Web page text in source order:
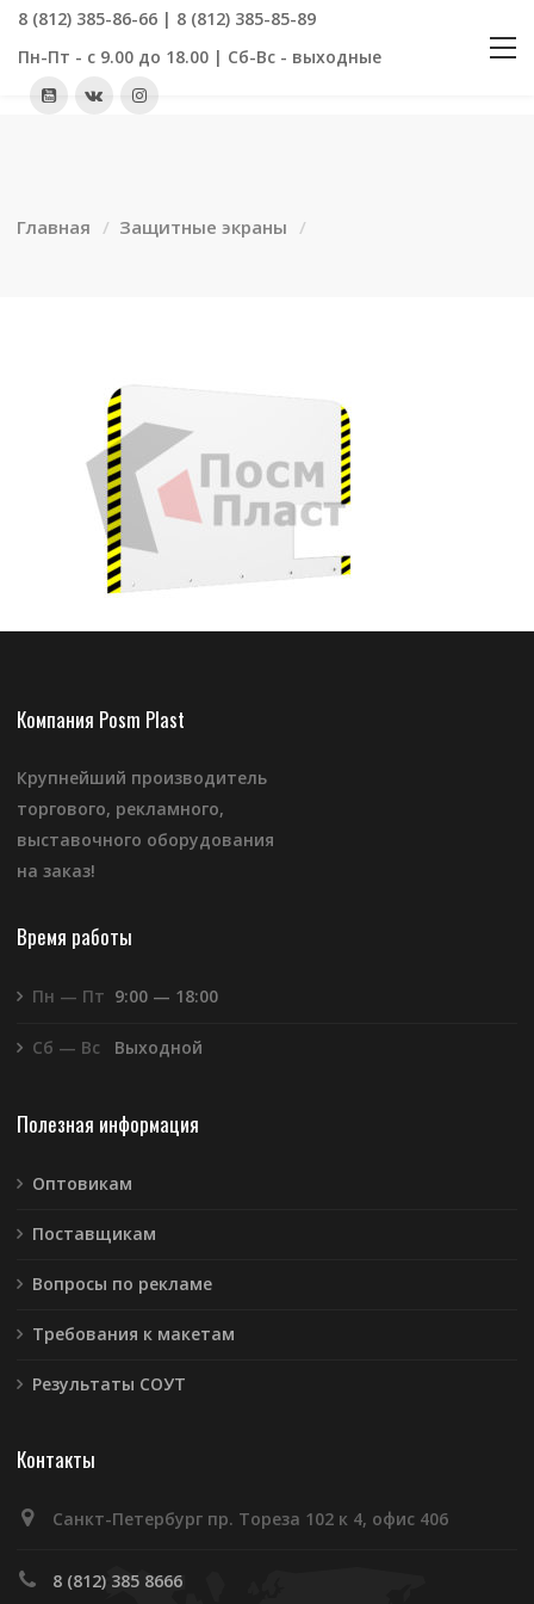
8 (812) 385-86-66 | 8 (812) 385-85-89
Пн-Пт - с 9.00 до 18.00 | Сб-Вс - выходные
Главная Защитные экраны
Компания Posm Plast
Крупнейший производитель
торгового, рекламного,
выставочного оборудования
на заказ!
Время работы
Пн — Пт 9:00 — 18:00
Сб — Вс Выходной
Полезная информация
Оптовикам
Поставщикам
Вопросы по рекламе
Требования к макетам
Результаты СОУТ
Контакты
Санкт-Петербург пр. Тореза 102 к 4, офис 406
8 (812) 385 8666